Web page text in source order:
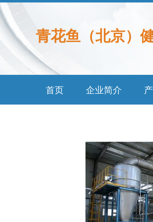
青花鱼（北京）
首页 企业简介